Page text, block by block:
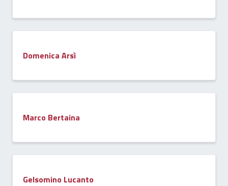
Domenica Arsì
Marco Bertaina
Gelsomino Lucanto